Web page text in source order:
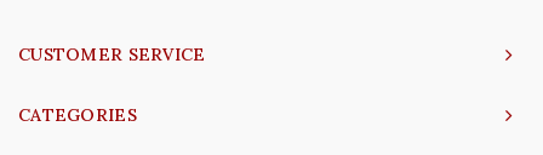
CUSTOMER SERVICE
CATEGORIES